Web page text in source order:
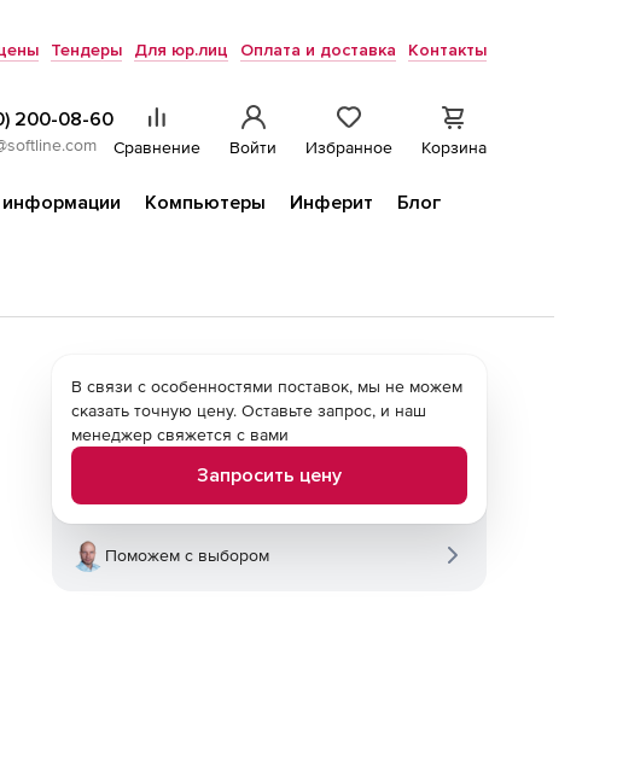
Тендеры Для юр.лиц Оплата и доставка Контакты
200-08-60
Сравнение Войти Избранное Корзина
Компьютеры Инферит
Блог
В связи с особенностями поставок, мы не можем
сказать точную цену. Оставьте запрос, и наш
менеджер свяжется с вами
Запросить цену
Поможем с выбором